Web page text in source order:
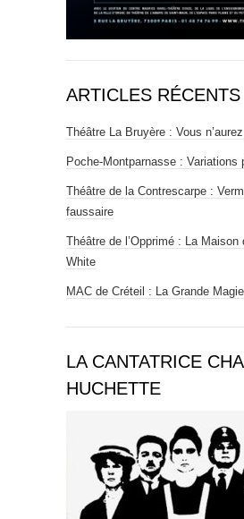
ARTICLES RÉCENTS
Théâtre La Bruyère : Vous
Poche-Montparnasse : Variations
Théâtre de la Contrescarpe :
faussaire
Théâtre de l’Opprimé : La Maison
White
MAC de Créteil : La Grande Magie
LA CANTATRICE
HUCHETTE